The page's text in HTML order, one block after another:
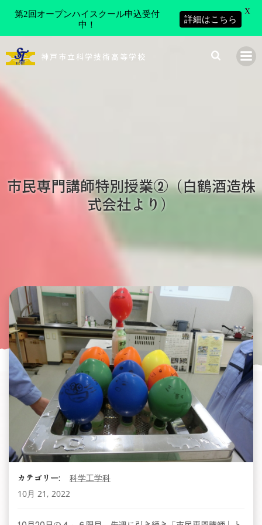
ン
神戸市立科学技術高等学校
市民専門講師特別授業②（白鶴酒造株
式会社より）
カテゴリー:
科学工学科
10月 21, 2022
第2回オープンハイスクール申込受付
中！
詳細はこちら
X